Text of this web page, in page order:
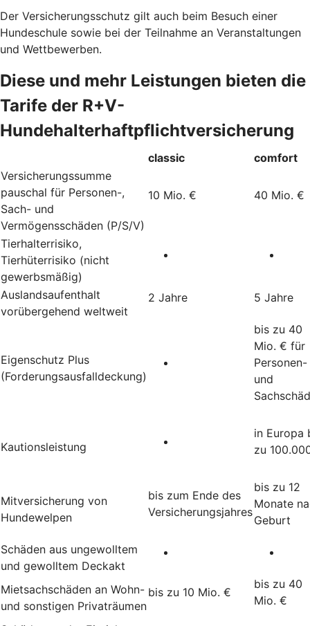
Der Versicherungsschutz gilt auch beim Besuch einer
Hundeschule sowie bei der Teilnahme an Veranstaltungen
und Wettbewerben.
Diese und mehr Leistungen bieten die
Tarife der R+V-
Hundehalterhaftpflichtversicherung
classic
comfort
Versicherungssumme
pauschal für Personen-,
Sach- und
Vermögensschäden (P/S/V)
10 Mio. € 40 Mio. €
Tierhalterrisiko,
Tierhüterrisiko (nicht
gewerbsmäßig)
Auslandsaufenthalt
vorübergehend weltweit
2 Jahre 5 Jahre
Eigenschutz Plus
(Forderungsausfalldeckung)
bis zu 40
Mio. € für
Personen-
und
Kautionsleistung
in Europa
zu
Mitversicherung von
Hundewelpen
bis zum Ende des
Versicherungsjahres
bis zu 12
Monate
Geburt
Schäden aus ungewolltem
und gewolltem Deckakt
Mietsachschäden an Wohn-
und sonstigen Privaträumen
bis zu 10 Mio. €
bis zu 40
Mio. €